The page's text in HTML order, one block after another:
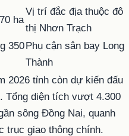
ha
Vị trí đắc địa thuộc đô
thị Nhơn Trạch
350Phụ cận sân bay Long
Thành
2026 tỉnh còn dự kiến đấu
Tổng diện tích vượt 4.300
sông Đồng Nai, quanh
trục giao thông chính.